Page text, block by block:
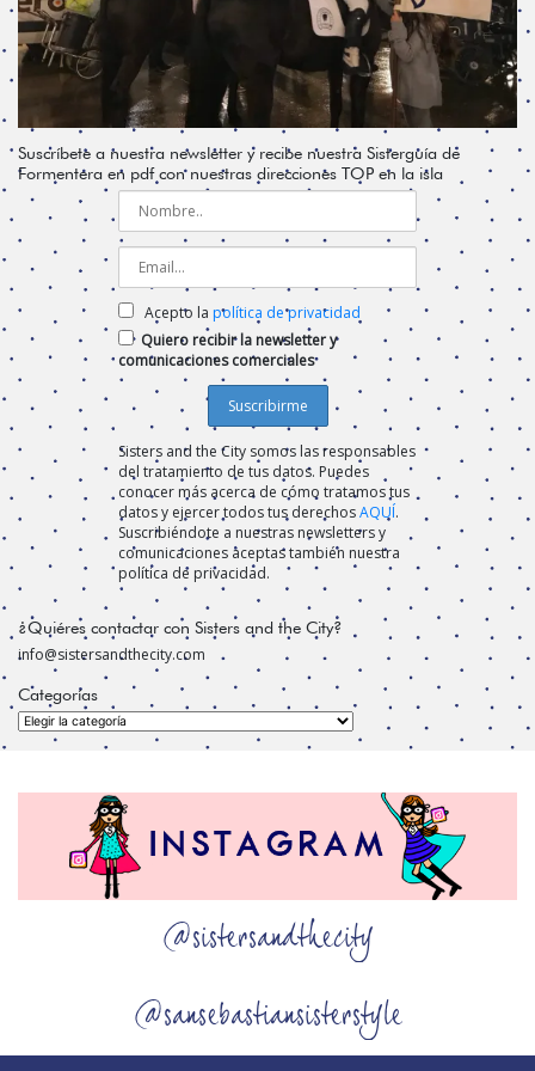
Suscríbete a nuestra newsletter y recibe nuestra Sisterguía de
Formentera en pdf con nuestras direcciones TOP en la isla
Acepto la política de privacidad
Quiero recibir la newsletter y
comunicaciones comerciales
Sisters and the City somos las responsables
del tratamiento de tus datos. Puedes
conocer más acerca de cómo tratamos tus
datos y ejercer todos tus derechosAQUÍ.
Suscribiéndote a nuestras newsletters y
comunicaciones aceptas también nuestra
política de privacidad.
¿Quiéres contactar con Sisters and the City?
info@sistersandthecity.com
Categorías
Categorías
@sistersandthecity
@sansebastiansisterstyle